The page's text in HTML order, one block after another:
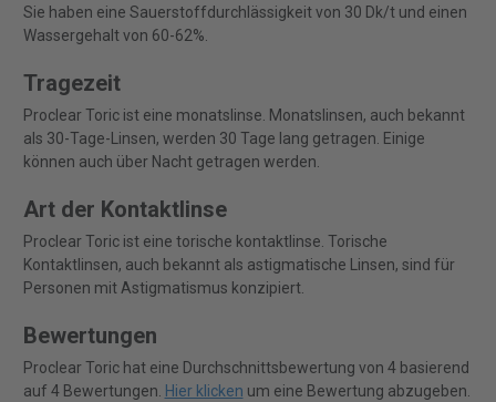
Sie haben eine Sauerstoffdurchlässigkeit von 30 Dk/t und einen
Wassergehalt von 60-62%.
Tragezeit
Proclear Toric ist eine monatslinse. Monatslinsen, auch bekannt
als 30-Tage-Linsen, werden 30 Tage lang getragen. Einige
können auch über Nacht getragen werden.
Art der Kontaktlinse
Proclear Toric ist eine torische kontaktlinse. Torische
Kontaktlinsen, auch bekannt als astigmatische Linsen, sind für
Personen mit Astigmatismus konzipiert.
Bewertungen
Proclear Toric hat eine Durchschnittsbewertung von 4 basierend
auf 4 Bewertungen. Hier klicken um eine Bewertung abzugeben.